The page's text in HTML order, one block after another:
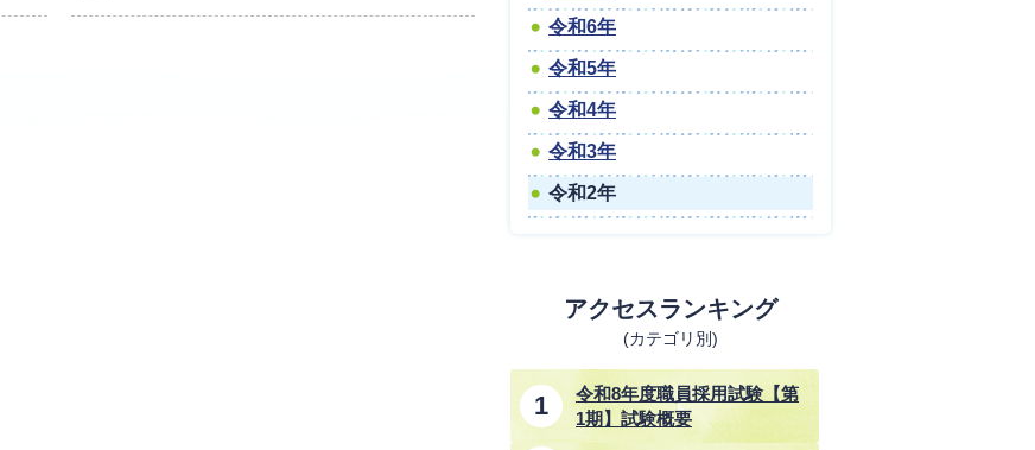
令和6年
令和5年
令和4年
令和3年
令和2年
アクセスランキング
(カテゴリ別)
令和8年度職員採用試験【第
1期】試験概要